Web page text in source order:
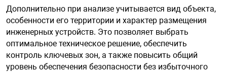
Дополнительно при анализе учитывается вид объекта,
особенности его территории и характер размещения
инженерных устройств. Это позволяет выбрать
оптимальное техническое решение, обеспечить
контроль ключевых зон, а также повысить общий
уровень обеспечения безопасности без избыточного